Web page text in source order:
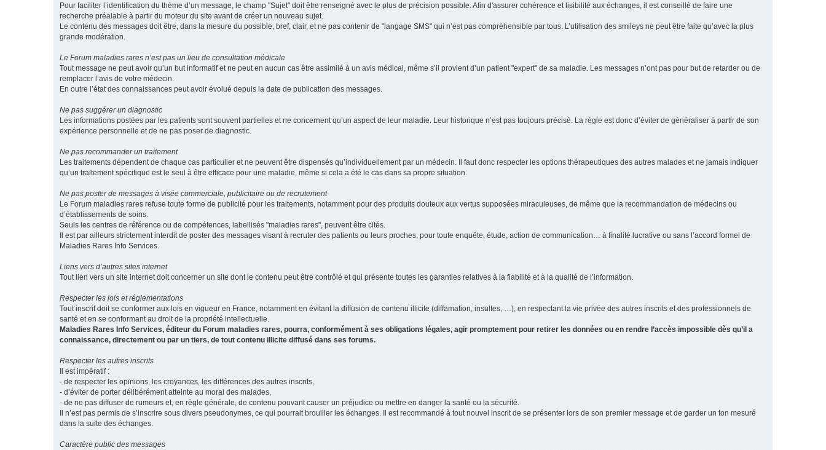
Pour faciliter l’identification du thème d’un message, le champ "Sujet" doit être renseigné avec le plus de précision possible. Afin d'assurer cohérence et lisibilité aux échanges, il est conseillé de faire une
recherche préalable à partir du moteur du site avant de créer un nouveau sujet.
Le contenu des messages doit être, dans la mesure du possible, bref, clair, et ne pas contenir de "langage SMS" qui n’est pas compréhensible par tous. L’utilisation des smileys ne peut être faite qu’avec la plus
grande modération.
Le Forum maladies rares n’est pas un lieu de consultation médicale
Tout message ne peut avoir qu’un but informatif et ne peut en aucun cas être assimilé à un avis médical, même s’il provient d’un patient "expert" de sa maladie. Les messages n’ont pas pour but de retarder ou de
remplacer l’avis de votre médecin.
En outre l’état des connaissances peut avoir évolué depuis la date de publication des messages.
Ne pas suggérer un diagnostic
Les informations postées par les patients sont souvent partielles et ne concernent qu’un aspect de leur maladie. Leur historique n’est pas toujours précisé. La règle est donc d’éviter de généraliser à partir de son
expérience personnelle et de ne pas poser de diagnostic.
Ne pas recommander un traitement
Les traitements dépendent de chaque cas particulier et ne peuvent être dispensés qu’individuellement par un médecin. Il faut donc respecter les options thérapeutiques des autres malades et ne jamais indiquer
qu’un traitement spécifique est le seul à être efficace pour une maladie, même si cela a été le cas dans sa propre situation.
Ne pas poster de messages à visée commerciale, publicitaire ou de recrutement
Le Forum maladies rares refuse toute forme de publicité pour les traitements, notamment pour des produits douteux aux vertus supposées miraculeuses, de même que la recommandation de médecins ou
d’établissements de soins.
Seuls les centres de référence ou de compétences, labellisés "maladies rares", peuvent être cités.
Il est par ailleurs strictement interdit de poster des messages visant à recruter des patients ou leurs proches, pour toute enquête, étude, action de communication… à finalité lucrative ou sans l’accord formel de
Maladies Rares Info Services.
Liens vers d’autres sites internet
Tout lien vers un site internet doit concerner un site dont le contenu peut être contrôlé et qui présente toutes les garanties relatives à la fiabilité et à la qualité de l’information.
Respecter les lois et réglementations
Tout inscrit doit se conformer aux lois en vigueur en France, notamment en évitant la diffusion de contenu illicite (diffamation, insultes, …), en respectant la vie privée des autres inscrits et des professionnels de
santé et en se conformant au droit de la propriété intellectuelle.
Maladies Rares Info Services, éditeur du Forum maladies rares, pourra, conformément à ses obligations légales, agir promptement pour retirer les données ou en rendre l’accès impossible dès qu’il a
connaissance, directement ou par un tiers, de tout contenu illicite diffusé dans ses forums.
Respecter les autres inscrits
Il est impératif :
- de respecter les opinions, les croyances, les différences des autres inscrits,
- d’éviter de porter délibérément atteinte au moral des malades,
- de ne pas diffuser de rumeurs et, en règle générale, de contenu pouvant causer un préjudice ou mettre en danger la santé ou la sécurité.
Il n’est pas permis de s’inscrire sous divers pseudonymes, ce qui pourrait brouiller les échanges. Il est recommandé à tout nouvel inscrit de se présenter lors de son premier message et de garder un ton mesuré
dans la suite des échanges.
Caractère public des messages